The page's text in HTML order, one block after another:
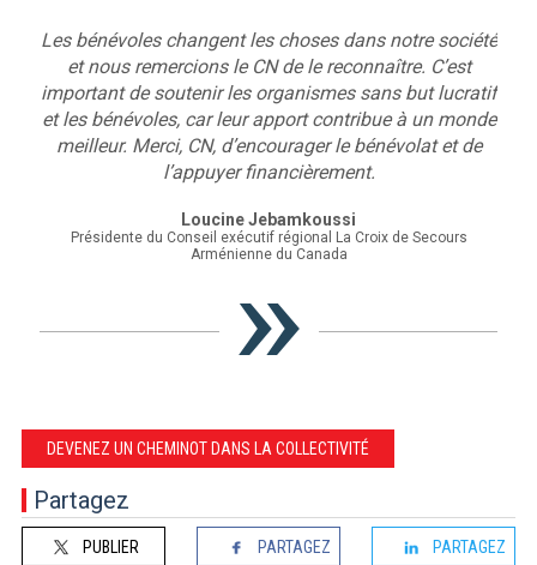
Les bénévoles changent les choses dans notre société
et nous remercions le CN de le reconnaître. C’est
important de soutenir les organismes sans but lucratif
et les bénévoles, car leur apport contribue à un monde
meilleur. Merci, CN, d’encourager le bénévolat et de
l’appuyer financièrement.
Loucine Jebamkoussi
Présidente du Conseil exécutif régional La Croix de Secours
Arménienne du Canada
DEVENEZ UN CHEMINOT DANS LA COLLECTIVITÉ
Partagez
PUBLIER PARTAGEZ PARTAGEZ